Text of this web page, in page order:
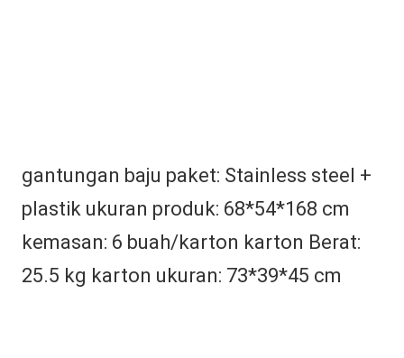
gantungan baju paket: Stainless steel +
plastik ukuran produk: 68*54*168 cm
kemasan: 6 buah/karton karton Berat:
25.5 kg karton ukuran: 73*39*45 cm